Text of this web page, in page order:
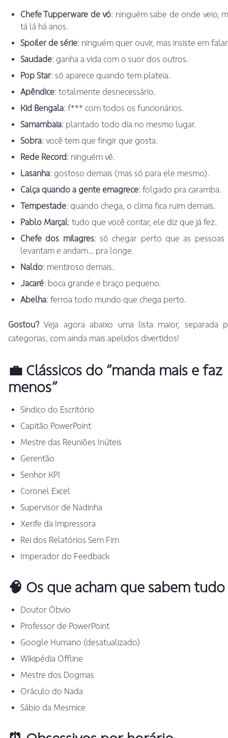
Chefe Tupperware de vó: ninguém sabe de onde veio,
tá lá há anos.
Spoiler de série: ninguém quer ouvir, mas insiste em
Saudade: ganha a vida com o suor dos outros.
Pop Star: só aparece quando tem plateia.
Apêndice: totalmente desnecessário.
Kid Bengala: f*** com todos os funcionários.
Samambaia: plantado todo dia no mesmo lugar.
Sobra: você tem que fingir que gosta.
Rede Record: ninguém vê.
Lasanha: gostoso demais (mas só para ele mesmo).
Calça quando a gente emagrece: folgado pra caramba.
Tempestade: quando chega, o clima fica ruim demais.
Pablo Marçal : tudo que você contar, ele diz que já fez.
Chefe dos milagres: só chegar perto que as pessoas
levantam e andam… pra longe.
Naldo: mentiroso demais.
Jacaré: boca grande e braço pequeno.
Abelha: ferroa todo mundo que chega perto.
Gostou? Veja agora abaixo uma lista maior, separada
categorias, com ainda mais apelidos divertidos!
💼 Clássicos do “manda mais e faz
menos”
Síndico do Escritório
Capitão PowerPoint
Mestre das Reuniões Inúteis
Gerentão
Senhor KPI
Coronel Excel
Supervisor de Nadinha
Xerife da Impressora
Rei dos Relatórios Sem Fim
Imperador do Feedback
🧠 Os que acham que sabem tudo
Doutor Óbvio
Professor de PowerPoint
Google Humano (desatualizado)
Wikipédia Offline
Mestre dos Dogmas
Oráculo do Nada
Sábio da Mesmice